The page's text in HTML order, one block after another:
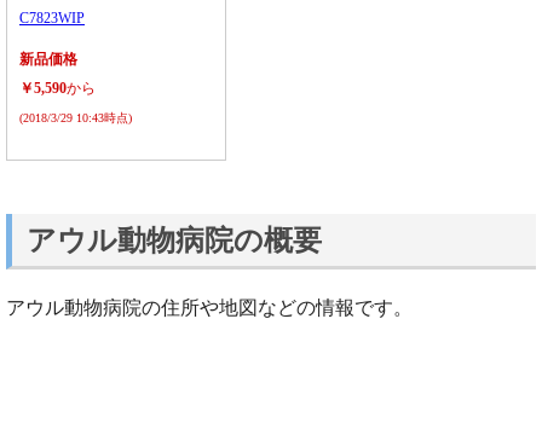
C7823WIP
新品価格
￥5,590から
(2018/3/29 10:43時点)
アウル動物病院の概要
アウル動物病院の住所や地図などの情報です。